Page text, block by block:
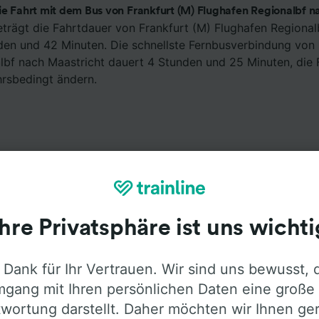
Fahrt mit dem Bus von Frankfurt (M) Flughafen Regionalbf
die Fahrtdauer von Frankfurt (M) Flughafen
und 42 Minuten. Die schnellste Fernbusverbindung
nach Maastricht dauert 4 Stunden und 25 Minuten, die
ändern.
Ausstattung an Bord
(M) Flughafen Regionalbf nach Maastricht mit
mehr Informationen über die Busausstattung der
Ihre Privatsphäre ist uns
für Ihr Vertrauen. Wir sind uns bewusst,
mit Ihren persönlichen Daten eine große
darstellt. Daher möchten wir Ihnen